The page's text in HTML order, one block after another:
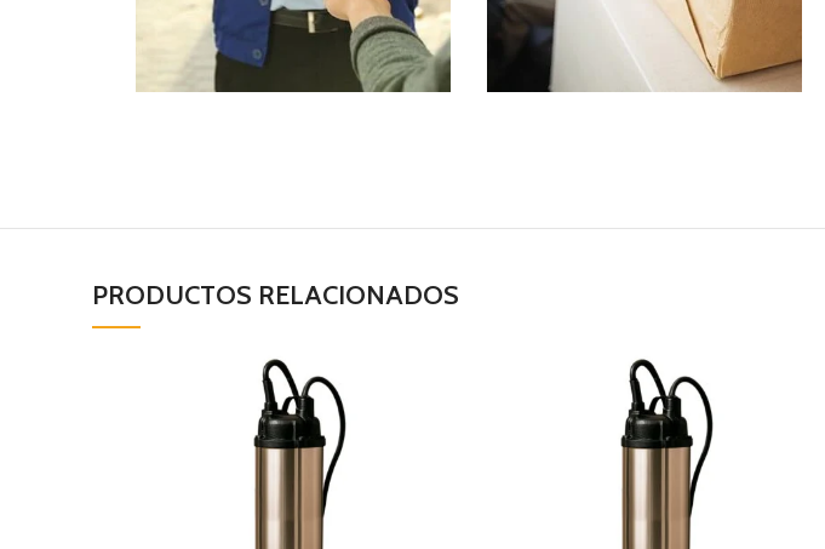
PRODUCTOS RELACIONADOS